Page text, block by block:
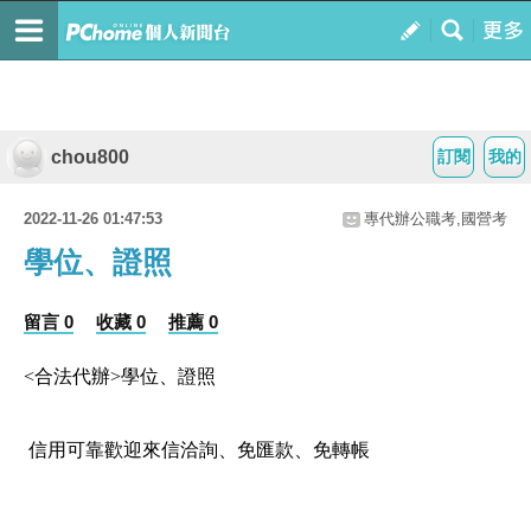
我的
訂閱
chou800
2022-11-26 01:47:53 專代辦公職考,國營考
學位、證照
留言 0 收藏 0 推薦 0
<合法代辦>學位、證照
信用可靠歡迎來信洽詢、免匯款、免轉帳